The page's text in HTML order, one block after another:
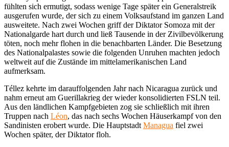
fühlten sich ermutigt, sodass wenige Tage später ein Generalstreik
ausgerufen wurde, der sich zu einem Volksaufstand im ganzen Land
ausweitete. Nach zwei Wochen griff der Diktator Somoza mit der
Nationalgarde hart durch und ließ Tausende in der Zivilbevölkerung
töten, noch mehr flohen in die benachbarten Länder. Die Besetzung
des Nationalpalastes sowie die folgenden Unruhen machten jedoch
weltweit auf die Zustände im mittelamerikanischen Land
aufmerksam.
Téllez kehrte im darauffolgenden Jahr nach Nicaragua zurück und
nahm erneut am Guerillakrieg der wieder konsolidierten FSLN teil.
Aus den ländlichen Kampfgebieten zog sie schließlich mit ihren
Truppen nach Léon, das nach sechs Wochen Häuserkampf von den
Sandinisten erobert wurde. Die Hauptstadt Managua fiel zwei
Wochen später, der Diktator floh.